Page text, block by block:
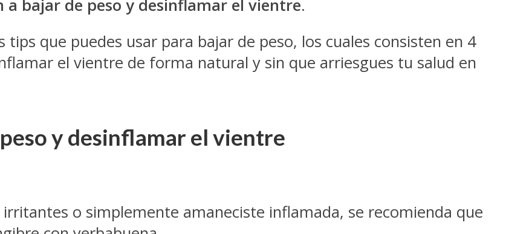
a bajar de peso y desinflamar el vientre.
que puedes usar para bajar de peso, los cuales consisten en 4
el vientre de forma natural y sin que arriesgues tu salud en
y desinflamar el vientre
o simplemente amaneciste inflamada, se recomienda que